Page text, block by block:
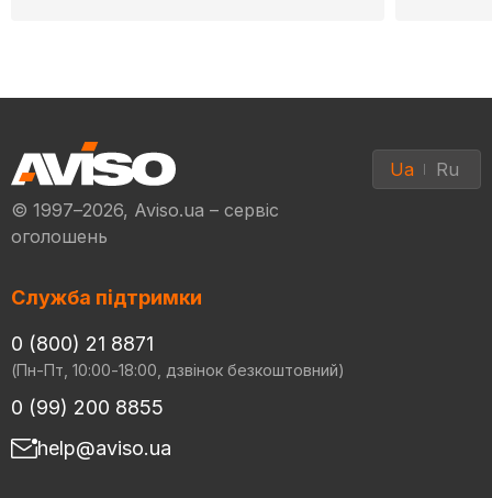
© 1997–2026, Aviso.ua – сервіс
оголошень
Ua Ru
Служба підтримки
0 (800) 21 8871
(Пн-Пт, 10:00-18:00, дзвінок безкоштовний)
0 (99) 200 8855
help@aviso.ua